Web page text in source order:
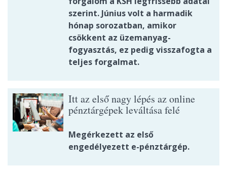
szerint. Június volt a harmadik
hónap sorozatban, amikor
csökkent az üzemanyag-
fogyasztás, ez pedig visszafogta a
teljes forgalmat.
Itt az első nagy lépés az online
pénztárgépek leváltása felé
Megérkezett az első
engedélyezett e-pénztárgép.